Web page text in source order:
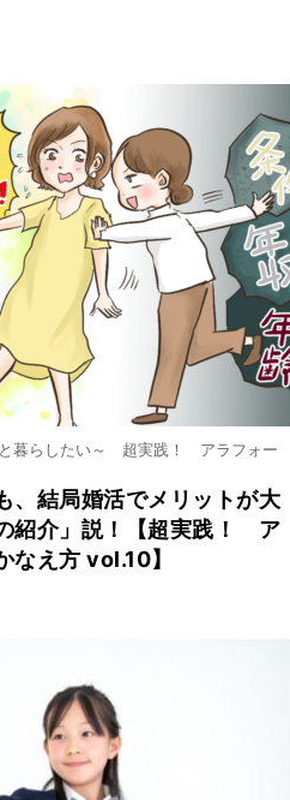
して証拠保全を
があれば通院を
ネムーン期って何？
回】計画を知られて頓挫す
回 防災編② 】大きめリュ
暮らしたい～ 超実践！ アラフォー
、結局婚活でメリットが大
紹介」説！【超実践！ ア
なえ方 vol.10】